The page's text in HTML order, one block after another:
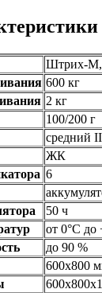
Штрих-М,
600 кг
2 кг
100/200 г
средний
ЖК
6
50 ч
от 0°C до
до 90 %
600х800